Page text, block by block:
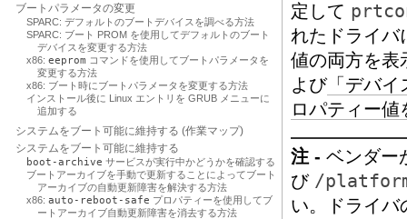
ブートパラメータの変更
SPARC: デフォルトのブートデバイスを調べる方法
SPARC: ブート PROM を使用してデフォルトのブート
デバイスを変更する方法
x86: eeprom コマンドを使用してブートパラメータを
変更する方法
x86: ブート時にブートパラメータを変更する方法
インストール後に Linux エントリを GRUB メニューに
追加する
システムをブート可能に維持する (作業マップ)
システムをブート可能に維持する
boot-archive サービスが実行中かどうかを確認する
ブートアーカイブを手動で更新することによってブート
アーカイブの自動更新障害を解決する方法
x86: auto-reboot-safe プロパティーを使用してブ
ートアーカイブ自動更新障害を消去する方法
定して
れたドライバ
値の両方を表
よび「デバイ
ロパティー
注 - ベンダー
び /
い。ドライバ